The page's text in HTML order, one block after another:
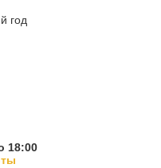
год
18:00